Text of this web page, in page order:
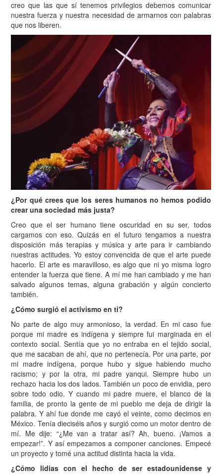
creo que las que sí tenemos privilegios debemos comunicar
nuestra fuerza y nuestra necesidad de armarnos con palabras
que nos liberen.
¿Por qué crees que los seres humanos no hemos podido
crear una sociedad más justa?
Creo que el ser humano tiene oscuridad en su ser, todos
cargamos con eso. Quizás en el futuro tengamos a nuestra
disposición más terapias y música y arte para ir cambiando
nuestras actitudes. Yo estoy convencida de que el arte puede
hacerlo. El arte es maravilloso, es algo que ni yo misma logro
entender la fuerza que tiene. A mí me han cambiado y me han
salvado algunos temas, alguna grabación y algún concierto
también.
¿Cómo surgió el activismo en ti?
No parte de algo muy armonioso, la verdad. En mi caso fue
porque mi madre es indígena y siempre fui marginada en el
contexto social. Sentía que yo no entraba en el tejido social,
que me sacaban de ahí, que no pertenecía. Por una parte, por
mi madre indígena, porque hubo y sigue habiendo mucho
racismo; y por la otra, mi padre yanqui. Siempre hubo un
rechazo hacia los dos lados. También un poco de envidia, pero
sobre todo odio. Y cuando mi padre muere, el blanco de la
familia, de pronto la gente de mi pueblo me deja de dirigir la
palabra. Y ahí fue donde me cayó el veinte, como decimos en
México. Tenía dieciséis años y surgió como un motor dentro de
mí. Me dije: “¿Me van a tratar así? Ah, bueno. ¡Vamos a
empezar!”. Y así empezamos a componer canciones. Empecé
un proyecto y tomé una actitud distinta hacia la vida.
¿Cómo lidias con el hecho de ser estadounidense y